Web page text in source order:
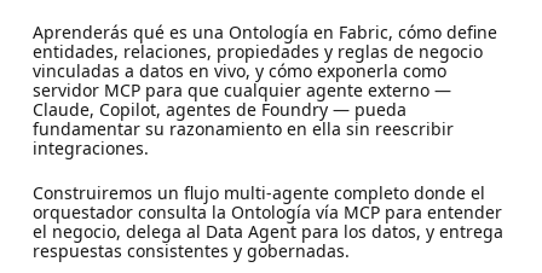
Aprenderás qué es una Ontología en Fabric, cómo define
entidades, relaciones, propiedades y reglas de negocio
vinculadas a datos en vivo, y cómo exponerla como
servidor MCP para que cualquier agente externo —
Claude, Copilot, agentes de Foundry — pueda
fundamentar su razonamiento en ella sin reescribir
integraciones.
Construiremos un flujo multi-agente completo donde el
orquestador consulta la Ontología vía MCP para entender
el negocio, delega al Data Agent para los datos, y entrega
respuestas consistentes y gobernadas.